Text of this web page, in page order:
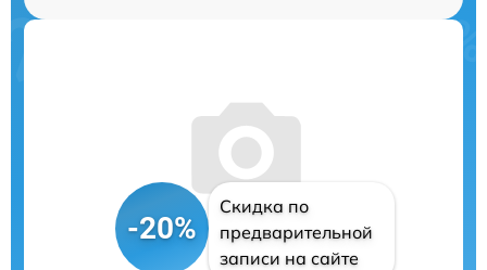
-20%
Скидка по
предварительной
записи на сайте